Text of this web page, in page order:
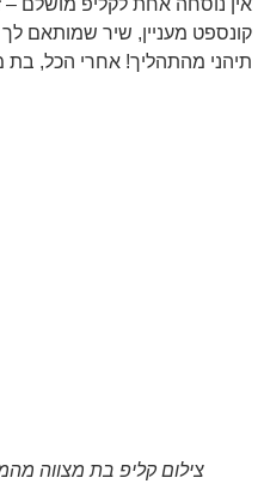
קונספט מעניין, שיר שמותאם
תיהני מהתהליך! אחרי הכל,
צילום קליפ בת מצווה